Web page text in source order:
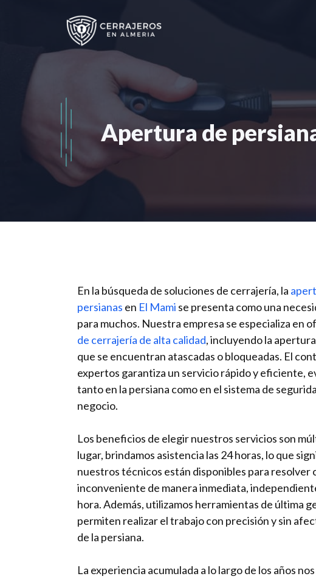
Apertura de
En la búsqueda de soluciones de cerrajería, la
persianas en El Mami se presenta como una
para muchos. Nuestra empresa se especializa en
de cerrajería de alta calidad, incluyendo la
que se encuentran atascadas o bloqueadas. El
expertos garantiza un servicio rápido y eficiente,
tanto en la persiana como en el sistema de
negocio.
Los beneficios de elegir nuestros servicios son
lugar, brindamos asistencia las 24 horas, lo que
nuestros técnicos están disponibles para resolver
inconveniente de manera inmediata,
hora. Además, utilizamos herramientas de última
permiten realizar el trabajo con precisión y sin
de la persiana.
La experiencia acumulada a lo largo de los años